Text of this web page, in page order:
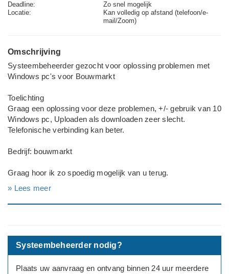
Deadline:
Zo snel mogelijk
Locatie:
Kan volledig op afstand (telefoon/e-
mail/Zoom)
Omschrijving
Systeembeheerder gezocht voor oplossing problemen met
Windows pc's voor Bouwmarkt
Toelichting
Graag een oplossing voor deze problemen, +/- gebruik van 10
Windows pc, Uploaden als downloaden zeer slecht.
Telefonische verbinding kan beter.
Bedrijf: bouwmarkt
Graag hoor ik zo spoedig mogelijk van u terug.
» Lees meer
Systeembeheerder nodig?
Plaats uw aanvraag en ontvang binnen 24 uur meerdere